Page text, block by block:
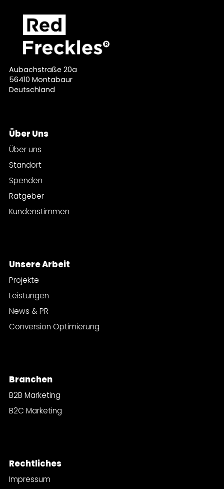
Aubachstraße 20a
56410 Montabaur
Deutschland
Über Uns
Über uns
Standort
Spenden
Ratgeber
Kundenstimmen
Unsere Arbeit
Projekte
Leistungen
News & PR
Conversion Optimierung
Branchen
B2B Marketing
B2C Marketing
Rechtliches
Impressum